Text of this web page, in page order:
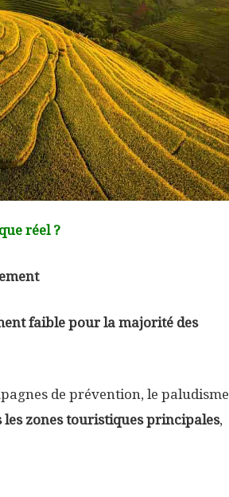
réel ?
faible pour la majorité des
de prévention, le paludisme
les zones touristiques principales,